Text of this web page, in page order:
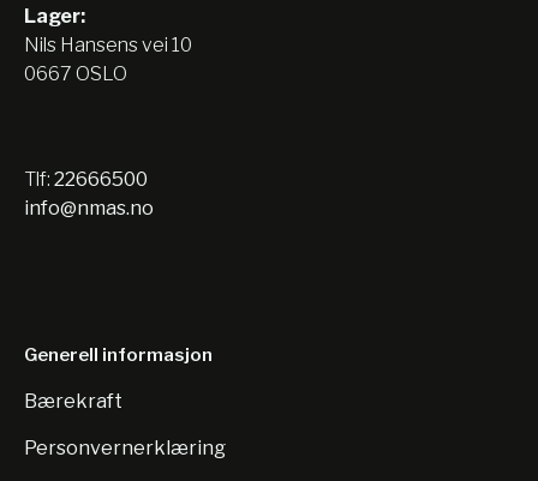
Lager:
Nils Hansens vei 10
0667 OSLO
Tlf: 22666500
info@nmas.no
Generell informasjon
Bærekraft
Personvernerklæring